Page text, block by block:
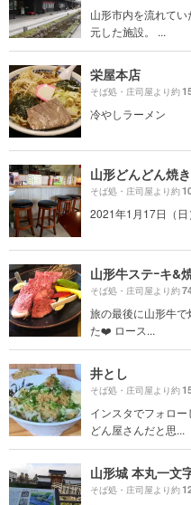
山形市内を流れて
元した施設。 ...
栄屋本店
そば処・庄司屋より約
冷やしラーメン
山形どんどん焼
そば処・庄司屋より約
2021年1月17日（日
山形牛ステｰキ&
そば処・庄司屋より約
旅の最後に山形牛で
た❤️ ロース...
井とし
そば処・庄司屋より約
インスタでフォロ
どん屋さんだと思...
山形城 本丸一文
そば処・庄司屋より約